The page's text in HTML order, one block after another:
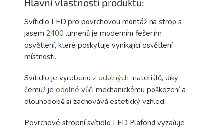
Svítidlo LED pro povrchovou montáž na strop s
jasem 2400 lumenů je moderním řešením
osvětlení, které poskytuje vynikající osvětlení
místnosti.
Svítidlo je vyrobeno z odolných materiálů, díky
čemuž je odolné vůči mechanickému poškození a
dlouhodobě si zachovává estetický vzhled.
Povrchové stropní svítidlo LED Plafond vyzařuje